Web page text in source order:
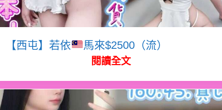
【西屯】若依 馬來$2500（流）
閱讀全文